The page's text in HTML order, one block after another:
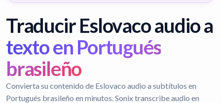
Traducir Eslovaco audio a
texto en Portugués
brasileño
Convierta su contenido de Eslovaco audio a subtítulos en
Portugués brasileño en minutos. Sonix transcribe audio en